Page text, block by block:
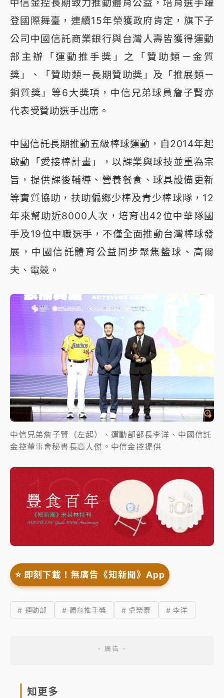
登國際舞臺，連續15年榮獲政府肯定，旗下子
公司中國信託商業銀行與台灣人壽皆獲得運動
部主辦「運動推手獎」之「贊助類－金質
獎」、「贊助類－長期贊助獎」及「推展類－
銅質獎」等6大獎項，中信兄弟球員詹子賢亦
代表受贊助選手出席。
中國信託長期推動五級棒球運動，自2014年起
啟動「愛接棒計畫」，以課業與球技並重為宗
旨，提供課後輔導、營養餐食、球具設備更新
等實質協助，扶助偏鄉少棒及青少棒球隊，12
年來幫助近8000人次，培育出42位中華隊國
手及19位中職選手，不僅全面推動台灣棒球發
展，中國信託體育公益同步聚焦籃球、高爾
夫、電競。
中信兄弟詹子賢（左起）、運動部部長李洋、中國信託
金控董事會秘書長高人傑。中信金控提供
⭐️ 即刻下載！無廣告《知新聞》App
# 運動部 # 體育推手獎 # 卓榮泰 # 李洋
知更多